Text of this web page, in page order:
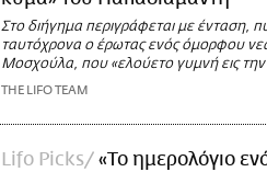
Στο διήγημα περιγράφεται με ένταση,
ταυτόχρονα ο έρωτας ενός όμορφου
Μοσχούλα, που «ελούετο γυμνή εις
THE LIFO TEAM
Lifo Picks
«Το ημερολόγιο